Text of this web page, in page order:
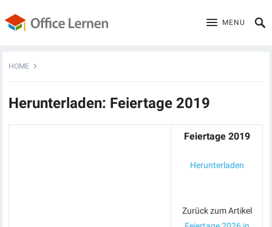
MENU
HOME
Herunterladen: Feiertage 2019
Feiertage 2019
Herunterladen
Zurück zum Artikel